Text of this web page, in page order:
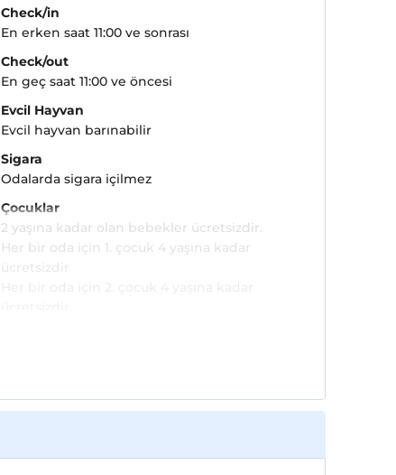
Check/in
En erken saat 11:00 ve sonrası
Check/out
En geç saat 11:00 ve öncesi
Evcil Hayvan
Evcil hayvan barınabilir
Sigara
Odalarda sigara içilmez
Çocuklar
2 yaşına kadar olan bebekler ücretsizdir.
Her bir oda için 1. çocuk 4 yaşına kadar
ücretsizdir